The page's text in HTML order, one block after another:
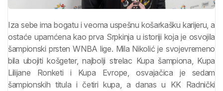
Iza sebe ima bogatu i veoma uspešnu košarkašku karijeru, a
ostaće upamćena kao prva Srpkinja u istoriji koja je osvojila
šampionski prsten WNBA lige. Mila Nikolić je svojevremeno
bila ubojiti košgeter, najbolji strelac Kupa šampiona, Kupa
Lilijane Ronketi i Kupa Evrope, osvajačica je sedam
šampionskih titula i četiri kupa, a danas u KK Radnički